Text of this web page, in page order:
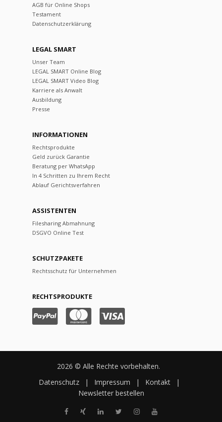
AGB für Online Shops
Testament
Datenschutzerklärung
LEGAL SMART
Unser Team
LEGAL SMART Online Blog
LEGAL SMART Video Blog
Karriere als Anwalt
Ausbildung
Presse
INFORMATIONEN
Rechtsprodukte
Geld zurück Garantie
Beratung per WhatsApp
In 4 Schritten zu Ihrem Recht
Ablauf Gerichtsverfahren
ASSISTENTEN
Filesharing Abmahnung
DSGVO Online Test
SCHUTZPAKETE
Rechtsschutz für Unternehmen
RECHTSPRODUKTE
2026 © Alle Rechte vorbehalten.
Datenschutz
| Impressum | Kontakt
|
Newsletter bestellen